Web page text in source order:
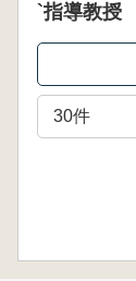
`指導教授